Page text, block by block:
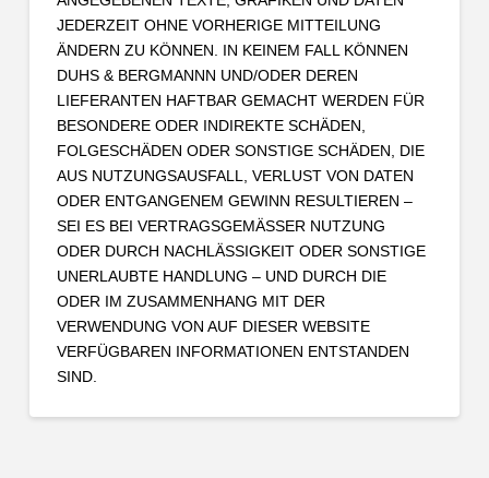
JEDERZEIT OHNE VORHERIGE MITTEILUNG
ÄNDERN ZU KÖNNEN. IN KEINEM FALL KÖNNEN
DUHS & BERGMANNN UND/ODER DEREN
LIEFERANTEN HAFTBAR GEMACHT WERDEN FÜR
BESONDERE ODER INDIREKTE SCHÄDEN,
FOLGESCHÄDEN ODER SONSTIGE SCHÄDEN, DIE
AUS NUTZUNGSAUSFALL, VERLUST VON DATEN
ODER ENTGANGENEM GEWINN RESULTIEREN –
SEI ES BEI VERTRAGSGEMÄSSER NUTZUNG
ODER DURCH NACHLÄSSIGKEIT ODER SONSTIGE
UNERLAUBTE HANDLUNG – UND DURCH DIE
ODER IM ZUSAMMENHANG MIT DER
VERWENDUNG VON AUF DIESER WEBSITE
VERFÜGBAREN INFORMATIONEN ENTSTANDEN
SIND.